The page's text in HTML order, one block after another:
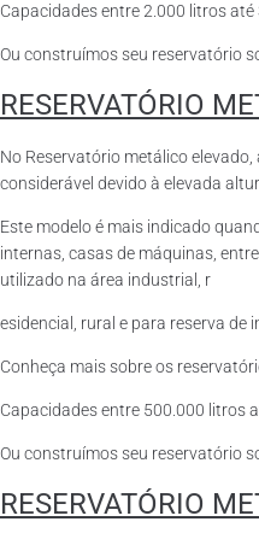
Capacidades entre 2.000 litros até
Ou construímos seu reservatório
RESERVATÓRIO
No Reservatório metálico
considerável devido à elevada
Este modelo é mais indicado
internas, casas de máquinas,
utilizado na área industrial, r
esidencial, rural e para reserva de
Conheça mais sobre os
Capacidades entre 500.000 litros
Ou construímos seu reservatório
RESERVATÓRIO